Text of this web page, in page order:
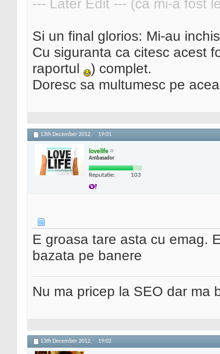
--- Later Edit --- (ca mi-a fost
Si un final glorios: Mi-au
Cu siguranta ca citesc acest
raportul
) complet.
Doresc sa multumesc pe
13th December 2012, 19:01
lovelife
Ambasador
Reputatie: 103
E groasa tare asta cu emag.
bazata pe banere
Nu ma pricep la SEO dar ma
13th December 2012, 19:02